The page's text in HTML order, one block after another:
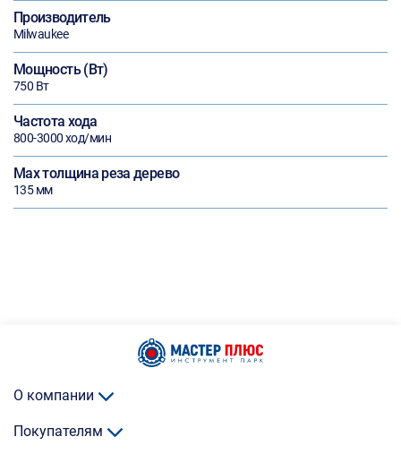
Производитель
Milwaukee
Мощность (Вт)
750 Вт
Частота хода
800-3000 ход/мин
Max толщина реза дерево
135 мм
О компании
Покупателям